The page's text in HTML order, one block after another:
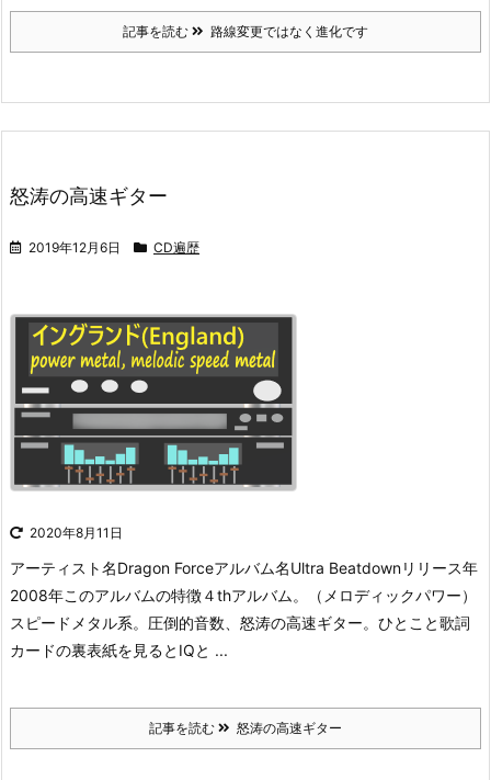
記事を読む 路線変更ではなく進化です
怒涛の高速ギター
2019年12月6日 CD遍歴
2020年8月11日
アーティスト名Dragon Forceアルバム名Ultra Beatdownリリース年
2008年このアルバムの特徴４thアルバム。（メロディックパワー）
スピードメタル系。圧倒的音数、怒涛の高速ギター。ひとこと歌詞
カードの裏表紙を見るとIQと ...
記事を読む 怒涛の高速ギター